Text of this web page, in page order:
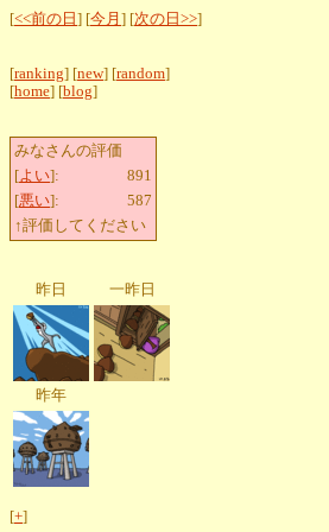
[<<前の日 ] [今月 ] [次の日>>]
[ranking] [new] [random]
[home] [blog]
みなさんの評価
[よい]:
891
[悪い]:
587
↑評価してください
昨日 一昨日
昨年
[+]